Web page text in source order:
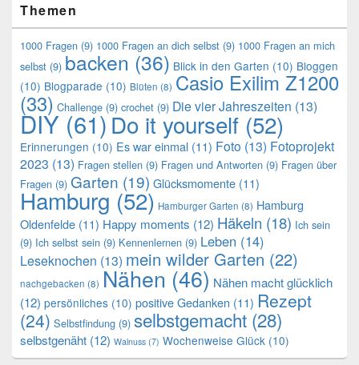
Themen
1000 Fragen (9) 1000 Fragen an dich selbst (9) 1000 Fragen an mich
selbst (9) backen (36) Blick in den Garten (10) Bloggen
(10) Blogparade (10) Blüten (8) Casio Exilim Z1200
(33) Challenge (9) crochet (9) Die vier Jahreszeiten (13)
DIY (61)Do it yourself (52)
Erinnerungen (10) Es war einmal (11) Foto (13) Fotoprojekt
2023 (13) Fragen stellen (9) Fragen und Antworten (9) Fragen über
Fragen (9) Garten (19) Glücksmomente (11)
Hamburg (52) Hamburger Garten (8) Hamburg
Oldenfelde (11) Happy moments (12) Häkeln (18) Ich sein
(9) Ich selbst sein (9) Kennenlernen (9) Leben (14)
Leseknochen (13) mein wilder Garten (22)
nachgebacken (8) Nähen (46) Nähen macht glücklich
(12) persönliches (10) positive Gedanken (11) Rezept
(24) Selbstfindung (9) selbstgemacht (28)
selbstgenäht (12) Walnuss (7) Wochenweise Glück (10)